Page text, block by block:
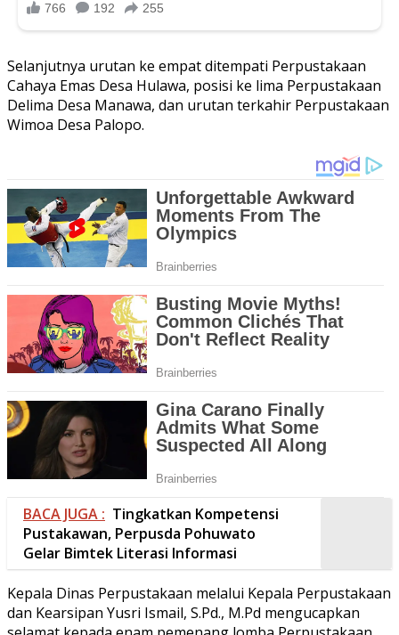
Selanjutnya urutan ke empat ditempati Perpustakaan
Cahaya Emas Desa Hulawa, posisi ke lima Perpustakaan
Delima Desa Manawa, dan urutan terkahir Perpustakaan
Wimoa Desa Palopo.
BACA JUGA : Tingkatkan Kompetensi
Pustakawan, Perpusda Pohuwato
Gelar Bimtek Literasi Informasi
Kepala Dinas Perpustakaan melalui Kepala Perpustakaan
dan Kearsipan Yusri Ismail, S.Pd., M.Pd mengucapkan